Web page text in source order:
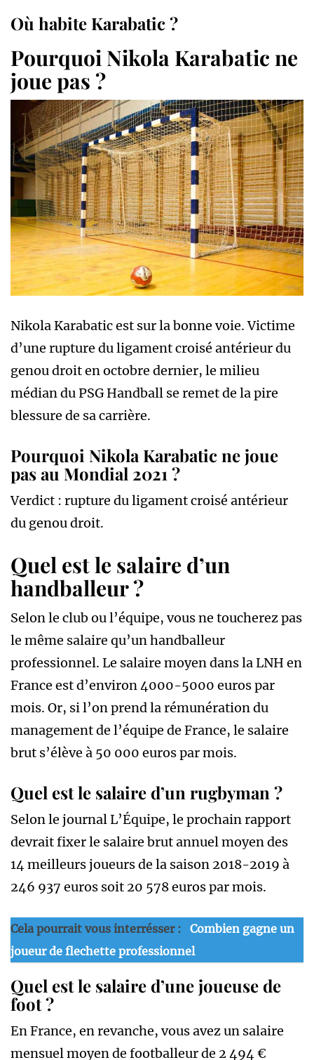
Où habite Karabatic ?
Pourquoi Nikola Karabatic ne
joue pas ?
Nikola Karabatic est sur la bonne voie. Victime
d’une rupture du ligament croisé antérieur du
genou droit en octobre dernier, le milieu
médian du PSG Handball se remet de la pire
blessure de sa carrière.
Pourquoi Nikola Karabatic ne joue
pas au Mondial 2021 ?
Verdict : rupture du ligament croisé antérieur
du genou droit.
Quel est le salaire d’un
handballeur ?
Selon le club ou l’équipe, vous ne toucherez pas
le même salaire qu’un handballeur
professionnel. Le salaire moyen dans la LNH en
France est d’environ 4000-5000 euros par
mois. Or, si l’on prend la rémunération du
management de l’équipe de France, le salaire
brut s’élève à 50 000 euros par mois.
Quel est le salaire d’un rugbyman ?
Selon le journal L’Équipe, le prochain rapport
devrait fixer le salaire brut annuel moyen des
14 meilleurs joueurs de la saison 2018-2019 à
246 937 euros soit 20 578 euros par mois.
Cela pourrait vous interrésser :
Combien gagne un
joueur de flechette professionnel
Quel est le salaire d’une joueuse de
foot ?
En France, en revanche, vous avez un salaire
mensuel moyen de footballeur de 2 494 €